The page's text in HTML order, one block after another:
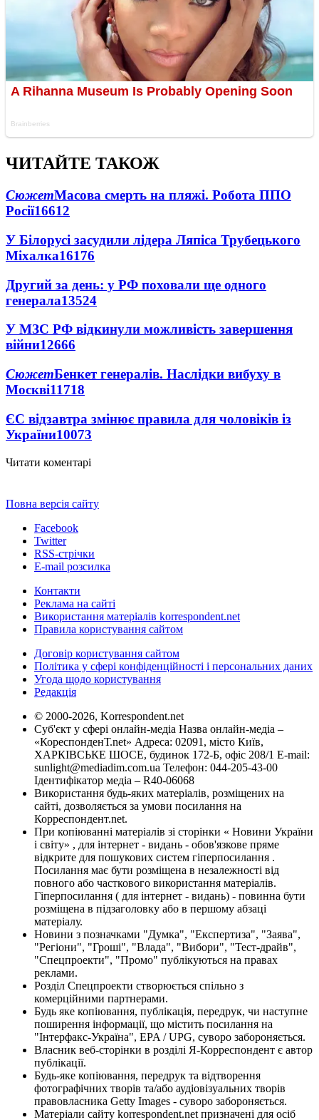
ЧИТАЙТЕ ТАКОЖ
СюжетМасова смерть на пляжі. Робота ППО
Росії16612
У Білорусі засудили лідера Ляпіса Трубецького
Міхалка16176
Другий за день: у РФ поховали ще одного
генерала13524
У МЗС РФ відкинули можливість завершення
війни12666
СюжетБенкет генералів. Наслідки вибуху в
Москві11718
ЄС відзавтра змінює правила для чоловіків із
України10073
Читати коментарі
Повна версія сайту
Facebook
Twitter
RSS-стрічки
E-mail розсилка
Контакти
Реклама на сайті
Використання матеріалів korrespondent.net
Правила користування сайтом
Договір користування сайтом
Політика у сфері конфіденційності і персональних даних
Угода щодо користування
Редакція
© 2000-2026, Korrespondent.net
Суб'єкт у сфері онлайн-медіа Назва онлайн-медіа –
«КореспонденТ.net» Адреса: 02091, місто Київ,
ХАРКІВСЬКЕ ШОСЕ, будинок 172-Б, офіс 208/1 E-mail:
sunlight@mediadim.com.ua Телефон: 044-205-43-00
Ідентифікатор медіа – R40-06068
Використання будь-яких матеріалів, розміщених на
сайті, дозволяється за умови посилання на
Корреспондент.net.
При копіюванні матеріалів зі сторінки « Новини України
і світу» , для інтернет - видань - обов'язкове пряме
відкрите для пошукових систем гіперпосилання .
Посилання має бути розміщена в незалежності від
повного або часткового використання матеріалів.
Гіперпосилання ( для інтернет - видань) - повинна бути
розміщена в підзаголовку або в першому абзаці
матеріалу.
Новини з позначками "Думка", "Експертиза", "Заява",
"Регіони", "Гроші", "Влада", "Вибори", "Тест-драйв",
"Спецпроекти", "Промо" публікуються на правах
реклами.
Розділ Спецпроекти створюється спільно з
комерційними партнерами.
Будь яке копіювання, публікація, передрук, чи наступне
поширення інформації, що містить посилання на
"Інтерфакс-Україна", EPA / UPG, суворо забороняється.
Власник веб-сторінки в розділі Я-Корреспондент є автор
публікації.
Будь-яке копіювання, передрук та відтворення
фотографічних творів та/або аудіовізуальних творів
правовласника Getty Images - суворо забороняється.
Матеріали сайту korrespondent.net призначені для осіб